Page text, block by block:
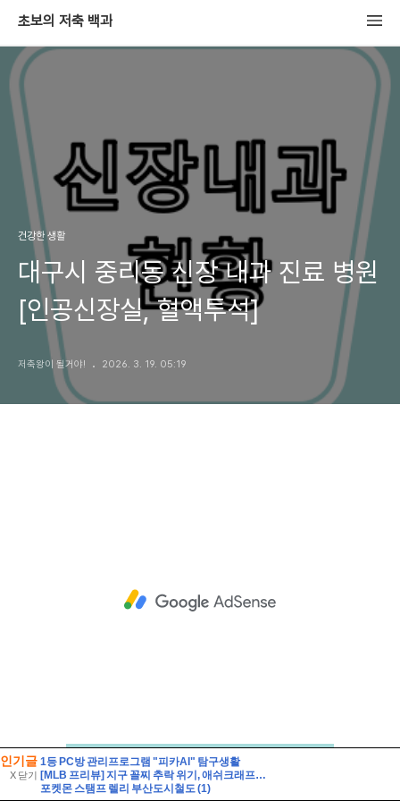
인기글
X 닫기
1등 PC방 관리프로그램 "피카AI" 탐구생활
[MLB 프리뷰] 지구 꼴찌 추락 위기, 애쉬크래프트의 무거운 어깨(2026년 8월 7일 피츠버그 밀워키)
포켓몬 스탬프 렐리 부산도시철도 (1)